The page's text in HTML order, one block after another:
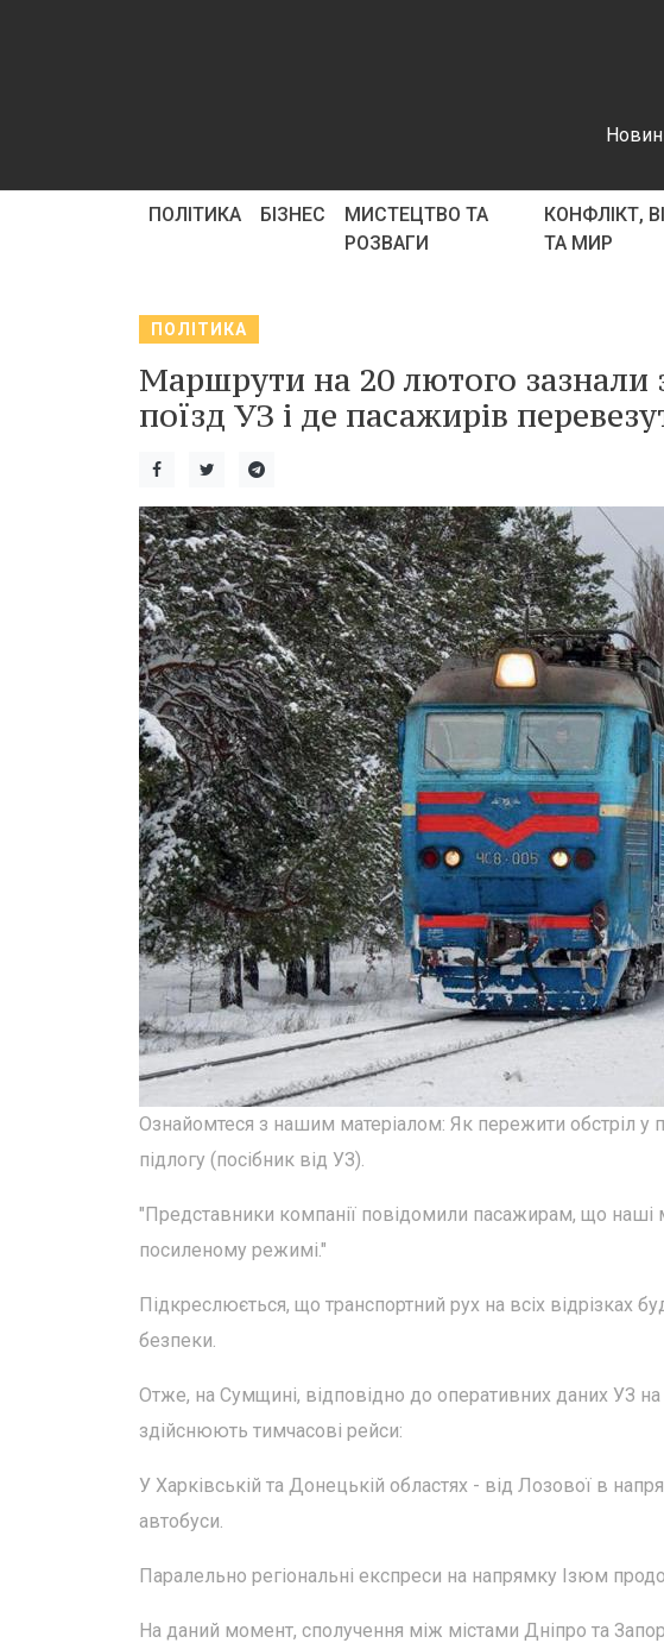
ПОЛІТИКА БІЗНЕС
МИСТЕЦТВО ТА
РОЗВАГИ
КОНФЛІКТ,
ТА МИР
ПОЛІТИКА
Маршрути на 20 лютого зазнали
поїзд УЗ і де пасажирів
Ознайомтеся з нашим матеріалом: Як пережити обстріл у
підлогу (посібник від УЗ).
"Представники компанії повідомили пасажирам, що наші
посиленому режимі."
Підкреслюється, що транспортний рух на всіх відрізках
безпеки.
Отже, на Сумщині, відповідно до оперативних даних УЗ
здійснюють тимчасові рейси:
У Харківській та Донецькій областях - від Лозової в
автобуси.
Паралельно регіональні експреси на напрямку Ізюм
На даний момент, сполучення між містами Дніпро та